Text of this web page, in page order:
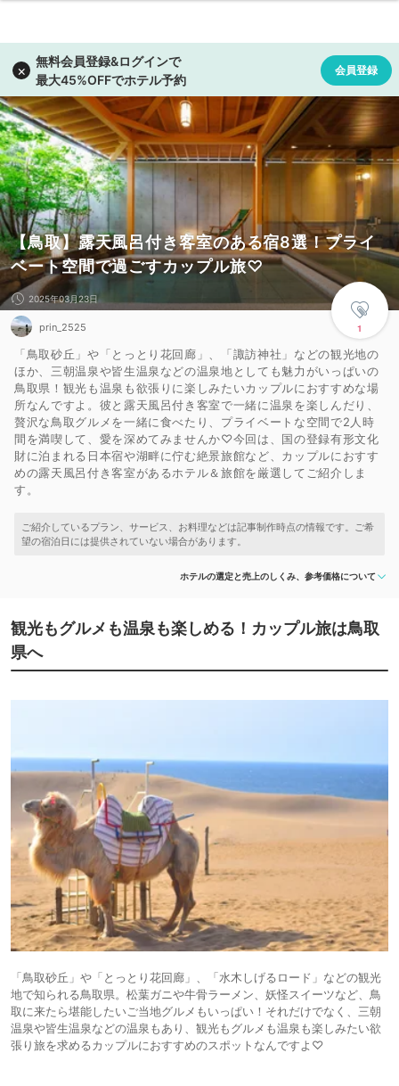
【鳥取】露天風呂付き客室のある宿8選！プライ
ベート空間で過ごすカップル旅♡
1
2025年03月23日
prin_2525
「鳥取砂丘」や「とっとり花回廊」、「諏訪神社」などの観光地の
ほか、三朝温泉や皆生温泉などの温泉地としても魅力がいっぱいの
鳥取県！観光も温泉も欲張りに楽しみたいカップルにおすすめな場
所なんですよ。彼と露天風呂付き客室で一緒に温泉を楽しんだり、
贅沢な鳥取グルメを一緒に食べたり、プライベートな空間で2人時
間を満喫して、愛を深めてみませんか♡今回は、国の登録有形文化
財に泊まれる日本宿や湖畔に佇む絶景旅館など、カップルにおすす
めの露天風呂付き客室があるホテル＆旅館を厳選してご紹介しま
す。
ホテルの選定と売上のしくみ、参考価格について
観光もグルメも温泉も楽しめる！カップル旅は鳥取
県へ
「鳥取砂丘」や「とっとり花回廊」、「水木しげるロード」などの観光
地で知られる鳥取県。松葉ガニや牛骨ラーメン、妖怪スイーツなど、鳥
取に来たら堪能したいご当地グルメもいっぱい！それだけでなく、三朝
温泉や皆生温泉などの温泉もあり、観光もグルメも温泉も楽しみたい欲
張り旅を求めるカップルにおすすめのスポットなんですよ♡